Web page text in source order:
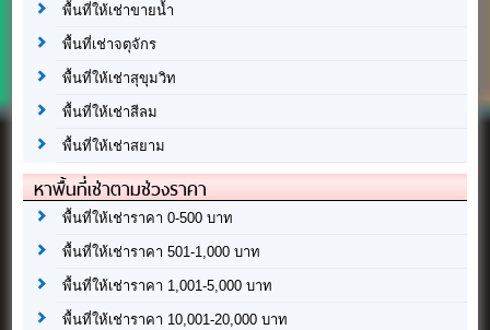
พื้นที่ให้เช่าขายน้ำ
พื้นที่เช่าจตุจักร
พื้นที่ให้เช่าสุขุมวิท
พื้นที่ให้เช่าสีลม
พื้นที่ให้เช่าสยาม
หาพื้นที่เช่าตามช่วงราคา
พื้นที่ให้เช่าราคา 0-500 บาท
พื้นที่ให้เช่าราคา 501-1,000 บาท
พื้นที่ให้เช่าราคา 1,001-5,000 บาท
พื้นที่ให้เช่าราคา 10,001-20,000 บาท